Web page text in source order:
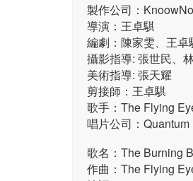
製作公司：KnoowNo
導演：王卓騏
編劇：陳家雯、王卓
攝影指導: 張世民、
美術指導: 張天耀
剪接師：王卓騏
歌手：The Flying
唱片公司：
歌名：The Burning
作曲：The Flying